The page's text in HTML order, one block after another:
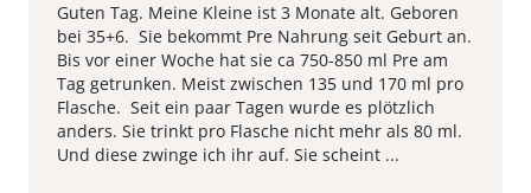
Guten Tag. Meine Kleine ist 3 Monate alt. Geboren
bei 35+6. Sie bekommt Pre Nahrung seit Geburt an.
Bis vor einer Woche hat sie ca 750-850 ml Pre am
Tag getrunken. Meist zwischen 135 und 170 ml pro
Flasche. Seit ein paar Tagen wurde es plötzlich
anders. Sie trinkt pro Flasche nicht mehr als 80 ml.
Und diese zwinge ich ihr auf. Sie scheint ...